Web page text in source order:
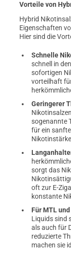
Vorteile von
Hybrid
Eigenschaften
Hier sind die
Schnelle
schnell in
sofortigen
vorteilhaft
Geringerer
sogenannte
für ein
sorgt das
oft zur E-
konstante
Für MTL
Liquids sind
als auch für
reduzierte
machen sie